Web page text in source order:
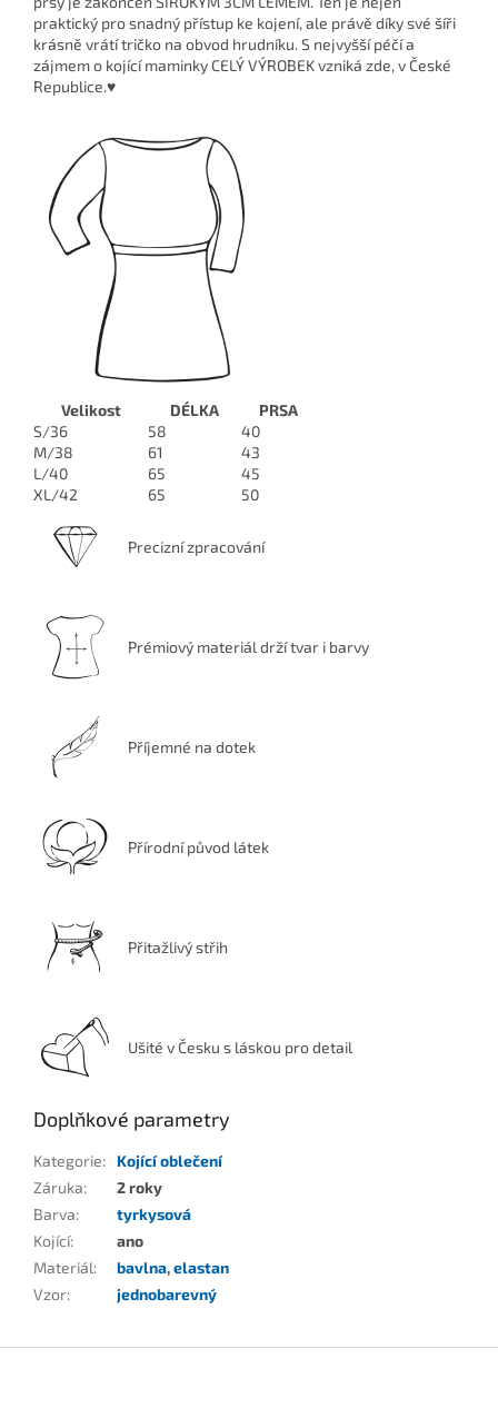
praktický pro snadný přístup ke kojení, ale právě díky své šíři
krásně vrátí tričko na obvod hrudníku. S nejvyšší péčí a
zájmem o kojící maminky CELÝ VÝROBEK vzniká zde, v České
Republice.♥
Velikost DÉLKA
PRSA
S/36
58
40
M/38
61
43
L/40
65
45
XL/42
65 50
Precizní zpracování
Prémiový materiál drží tvar i barvy
Příjemné na dotek
Přírodní původ látek
Přitažlivý střih
Ušité v Česku s láskou pro detail
Doplňkové parametry
Kategorie:
Kojící oblečení
Záruka:
2 roky
Barva:
tyrkysová
Kojící:
ano
Materiál: bavlna,elastan
Vzor: jednobarevný